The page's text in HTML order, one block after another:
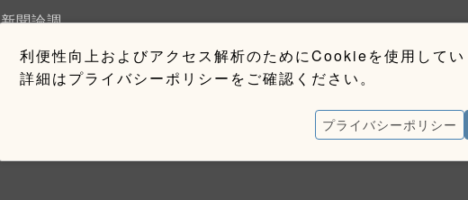
利便性向上およびアクセス解析のためにCookieを使用して
詳細はプライバシーポリシーをご確認ください。
プライバシーポリシー
新聞論調